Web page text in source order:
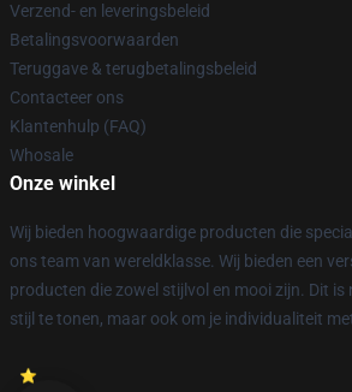
Verzend- en leveringsbeleid
Betalingsvoorwaarden
Teruggave & terugbetalingsbeleid
Contacteer ons
Klantenhulp (FAQ)
Whosale
Onze winkel
Wij bieden hoogwaardige producten die
ons team van wereldklasse. Wij bieden een
producten die zowel stijlvol en mooi zijn. Dit is
stijl te tonen, maar ook om je individualiteit